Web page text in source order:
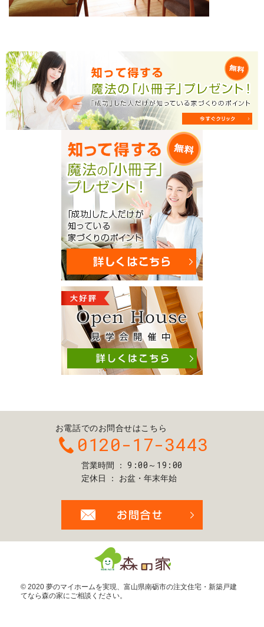
お電話でのお問合せはこちら
0120-17-3443
営業時間 9:00～19:00
定休日 お盆・年末年始
© 2020 夢のマイホームを実現、 富山県南砺市の注文住宅・新築戸建
てなら森の家にご相談ください。